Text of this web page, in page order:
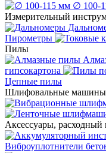
∅ 100-
Измерительный
Пирометры
Пилы
гипсокартона
Цепные пилы
Шлифовальные машины
Аксессуары, расходный
Виброуплотнители